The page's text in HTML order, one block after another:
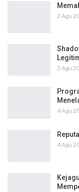
2 Agu
3 Agu
4 Agu
4 Agu